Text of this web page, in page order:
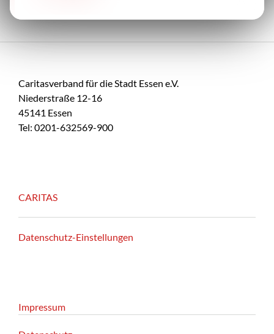
Caritasverband für die Stadt Essen e.V.
Niederstraße 12-16
45141 Essen
Tel: 0201-632569-900
CARITAS
Datenschutz-Einstellungen
Impressum